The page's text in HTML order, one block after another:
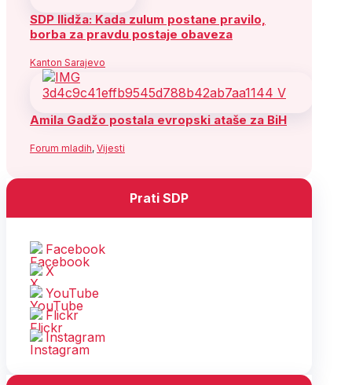
SDP Ilidža: Kada zulum postane pravilo,
borba za pravdu postaje obaveza
Kanton Sarajevo
Amila Gadžo postala evropski ataše za BiH
Forum mladih, Vijesti
Prati SDP
Facebook
X
YouTube
Flickr
Instagram